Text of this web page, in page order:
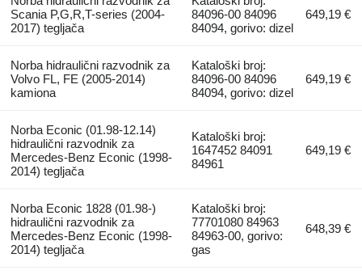
Scania P,G,R,T-series (2004-
2017) tegljača
84096-00 84096
84094, gorivo: dizel
649,19 €
Norba hidraulični razvodnik za
Volvo FL, FE (2005-2014)
kamiona
Kataloški broj:
84096-00 84096
84094, gorivo: dizel
649,19 €
Norba Econic (01.98-12.14)
hidraulični razvodnik za
Mercedes-Benz Econic (1998-
2014) tegljača
Kataloški broj:
1647452 84091
84961
649,19 €
Norba Econic 1828 (01.98-)
hidraulični razvodnik za
Mercedes-Benz Econic (1998-
2014) tegljača
Kataloški broj:
77701080 84963
84963-00, gorivo:
gas
648,39 €